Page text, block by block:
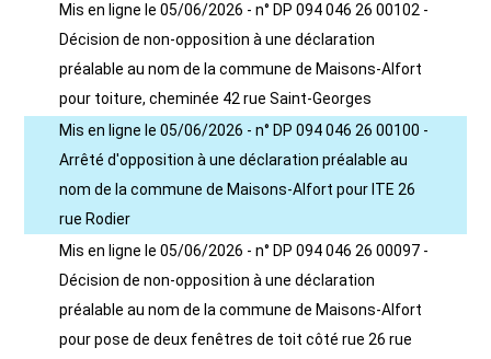
Mis en ligne le 05/06/2026 - n° DP 094 046 26 00102 -
Décision de non-opposition à une déclaration
préalable au nom de la commune de Maisons-Alfort
pour toiture, cheminée 42 rue Saint-Georges
Mis en ligne le 05/06/2026 - n° DP 094 046 26 00100 -
Arrêté d'opposition à une déclaration préalable au
nom de la commune de Maisons-Alfort pour ITE 26
rue Rodier
Mis en ligne le 05/06/2026 - n° DP 094 046 26 00097 -
Décision de non-opposition à une déclaration
préalable au nom de la commune de Maisons-Alfort
pour pose de deux fenêtres de toit côté rue 26 rue